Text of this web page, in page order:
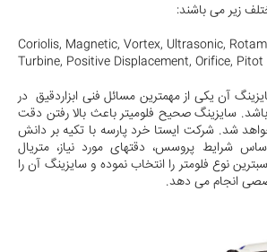
زیر می باشند:
Coriolis, Magnetic, Vortex, Ultrasonic,
Turbine, Positive Displacement, Orifice, Pitot
آن یکی از مهمترین مسائل فنی ابزاردقیق در
سایزینگ صحیح فلومیتر باعث بالا رفتن دقت
شد. شرکت ایستا خرد پارسه با تکیه بر دانش
شرایط پروسس، دقتهای مورد نیاز، متریال
نوع فلومتر را انتخاب نموده و سایزینگ آن را
انجام می دهد.